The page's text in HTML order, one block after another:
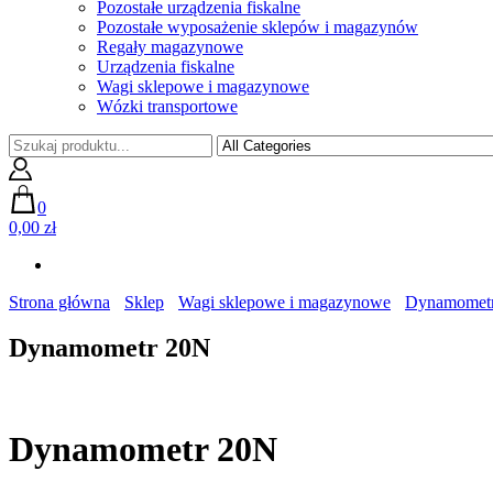
Pozostałe urządzenia fiskalne
Pozostałe wyposażenie sklepów i magazynów
Regały magazynowe
Urządzenia fiskalne
Wagi sklepowe i magazynowe
Wózki transportowe
0
0,00 zł
Strona główna Sklep Wagi sklepowe i magazynowe
Dynamometr 20N
Dynamometr 20N